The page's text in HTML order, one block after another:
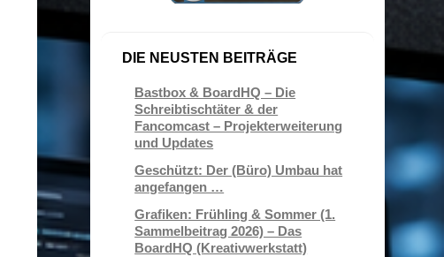
DIE NEUSTEN BEITRÄGE
Bastbox & BoardHQ – Die
Schreibtischtäter & der
Fancomcast – Projekterweiterung
und Updates
Geschützt: Der (Büro) Umbau hat
angefangen …
Grafiken: Frühling & Sommer (1.
Sammelbeitrag 2026) – Das
BoardHQ (Kreativwerkstatt)